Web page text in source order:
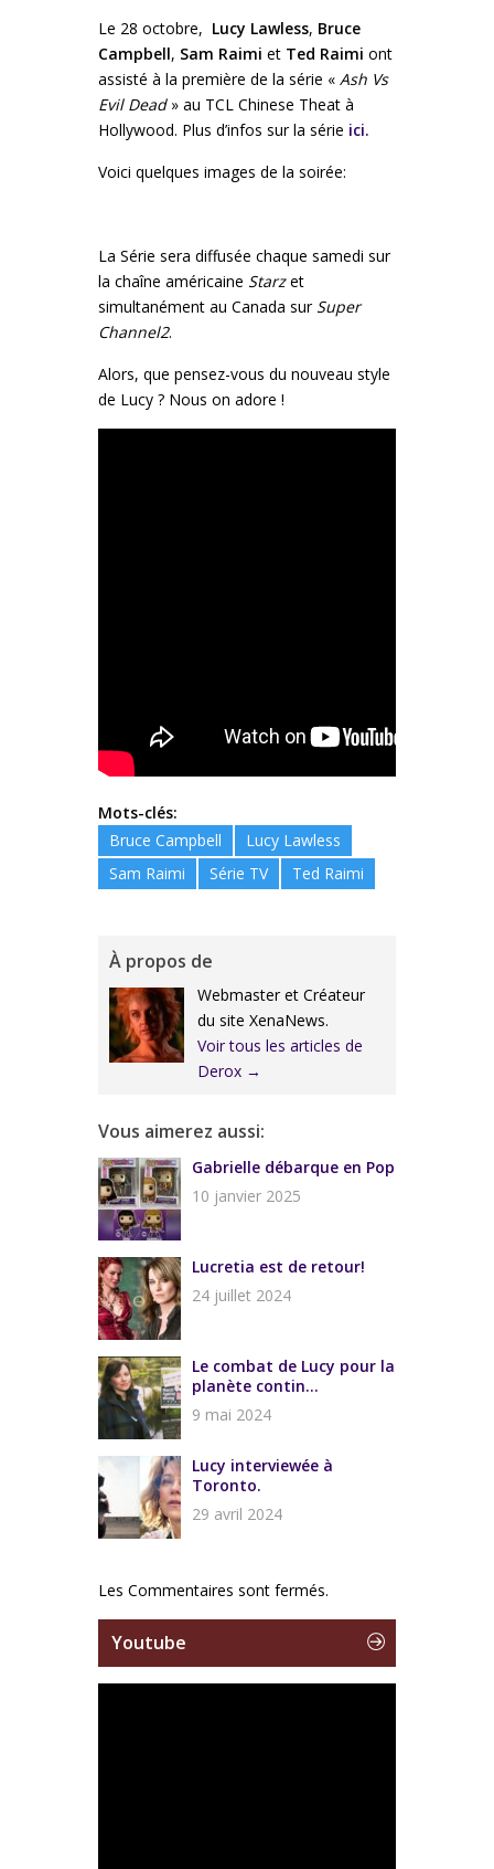
Le 28 octobre, Lucy Lawless, Bruce
Campbell, Sam Raimi et Ted Raimi ont
assisté à la première de la série « Ash Vs
Evil Dead » au TCL Chinese Theat à
Hollywood. Plus d’infos sur la série ici.
Voici quelques images de la soirée:
La Série sera diffusée chaque samedi sur
la chaîne américaine Starzet
simultanément au Canada sur Super
Channel2.
Alors, que pensez-vous du nouveau style
de Lucy ? Nous on adore !
Mots-clés:
Bruce Campbell
Lucy Lawless
Sam Raimi
Série TV Ted Raimi
À propos de
Webmaster et Créateur
du site XenaNews.
Voir tous les articles de
Derox →
Vous aimerez aussi:
Gabrielle débarque en Pop
10 janvier 2025
Lucretia est de retour!
24 juillet 2024
Le combat de Lucy pour la
planète contin...
9 mai 2024
Lucy interviewée à
Toronto.
29 avril 2024
Les Commentaires sont fermés.
Youtube